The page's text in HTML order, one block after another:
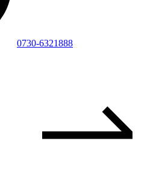
0730-6321888